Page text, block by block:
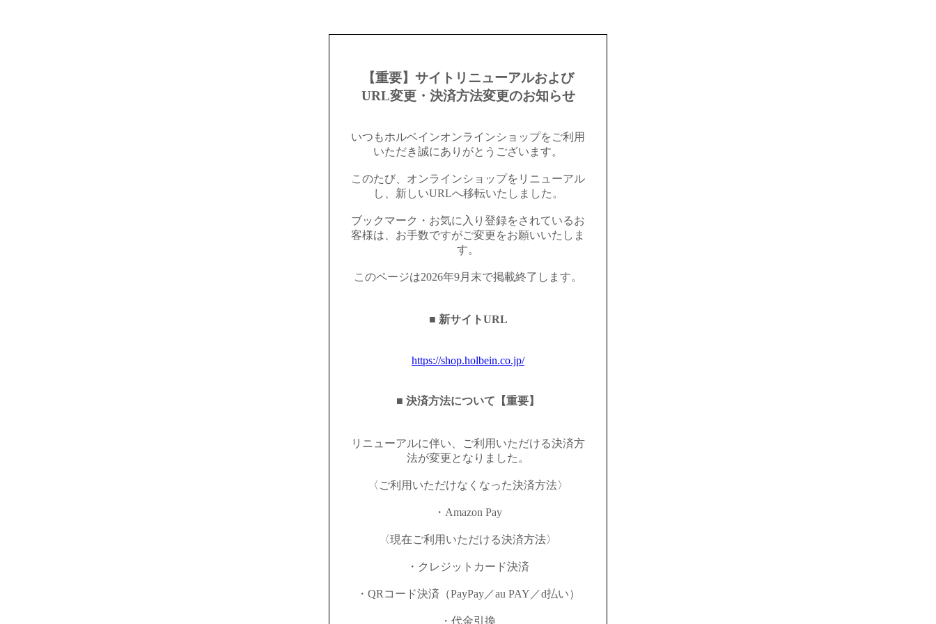
【重要】サイトリニューアルおよび
URL変更・決済方法変更のお知らせ
いつもホルベインオンラインショップをご利用
いただき誠にありがとうございます。
このたび、オンラインショップをリニューアル
し、新しいURLへ移転いたしました。
ブックマーク・お気に入り登録をされているお
客様は、お手数ですがご変更をお願いいたしま
す。
このページは2026年9月末で掲載終了します。
■ 新サイトURL
https://shop.holbein.co.jp/
■ 決済方法について【重要】
リニューアルに伴い、ご利用いただける決済方
法が変更となりました。
〈ご利用いただけなくなった決済方法〉
・Amazon Pay
〈現在ご利用いただける決済方法〉
・クレジットカード決済
・QRコード決済（PayPay／au PAY／d払い）
・代金引換